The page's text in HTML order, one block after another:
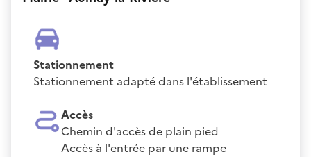
Stationnement
Stationnement adapté dans l'établissement
Accès
Chemin d'accès de plain pied
Accès à l'entrée par une rampe